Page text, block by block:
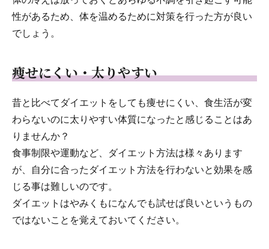
性があるため、体を温めるために対策を行った方が良い
でしょう。
痩せにくい・太りやすい
昔と比べてダイエットをしても痩せにくい、食生活が変
わらないのに太りやすい体質になったと感じることはあ
りませんか？
食事制限や運動など、ダイエット方法は様々あります
が、自分に合ったダイエット方法を行わないと効果を感
じる事は難しいのです。
ダイエットはやみくもになんでも試せば良いというもの
ではないことを覚えておいてください。